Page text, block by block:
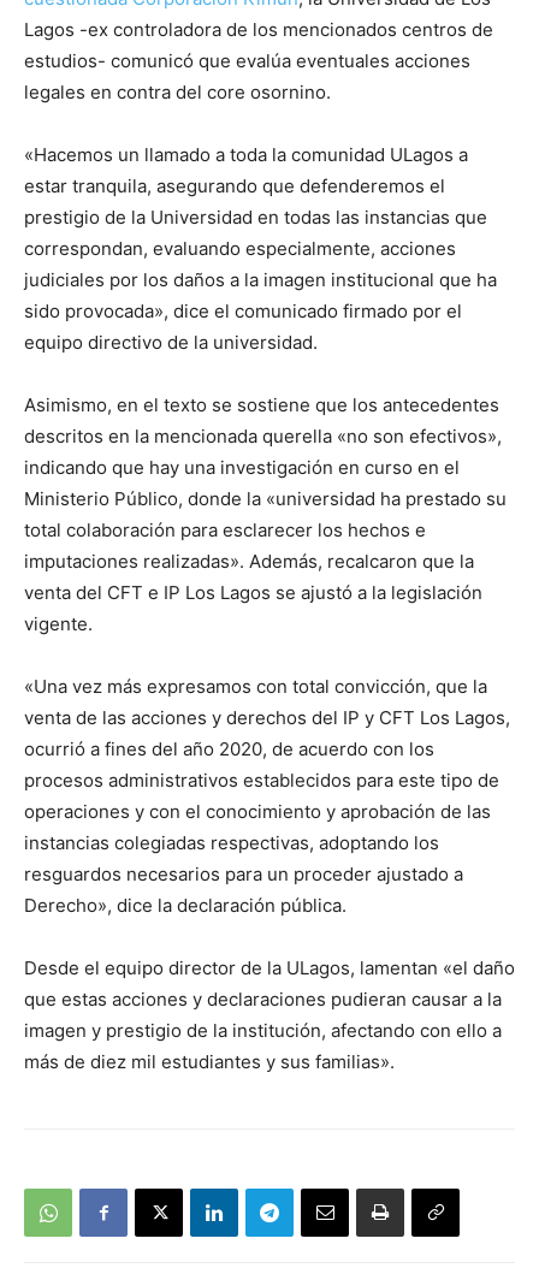
Lagos -ex controladora de los mencionados centros de
estudios- comunicó que evalúa eventuales acciones
legales en contra del core osornino.
«Hacemos un llamado a toda la comunidad ULagos a
estar tranquila, asegurando que defenderemos el
prestigio de la Universidad en todas las instancias que
correspondan, evaluando especialmente, acciones
judiciales por los daños a la imagen institucional que ha
sido provocada», dice el comunicado firmado por el
equipo directivo de la universidad.
Asimismo, en el texto se sostiene que los antecedentes
descritos en la mencionada querella «no son efectivos»,
indicando que hay una investigación en curso en el
Ministerio Público, donde la «universidad ha prestado su
total colaboración para esclarecer los hechos e
imputaciones realizadas». Además, recalcaron que la
venta del CFT e IP Los Lagos se ajustó a la legislación
vigente.
«Una vez más expresamos con total convicción, que la
venta de las acciones y derechos del IP y CFT Los Lagos,
ocurrió a fines del año 2020, de acuerdo con los
procesos administrativos establecidos para este tipo de
operaciones y con el conocimiento y aprobación de las
instancias colegiadas respectivas, adoptando los
resguardos necesarios para un proceder ajustado a
Derecho», dice la declaración pública.
Desde el equipo director de la ULagos, lamentan «el daño
que estas acciones y declaraciones pudieran causar a la
imagen y prestigio de la institución, afectando con ello a
más de diez mil estudiantes y sus familias».